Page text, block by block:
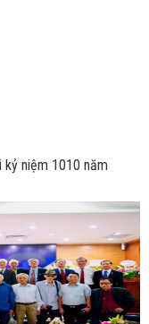
kỷ niệm 1010 năm